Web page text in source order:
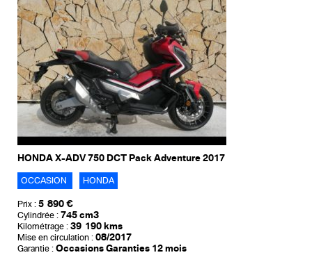
HONDA X-ADV 750 DCT Pack Adventure 2017
OCCASION HONDA
Prix : 5 890 €
Cylindrée : 745 cm3
Kilométrage : 39 190 kms
Mise en circulation : 08/2017
Garantie : Occasions Garanties 12 mois